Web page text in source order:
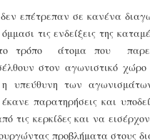
επέτρεπαν σε κανένα
τις ενδείξεις της
τρόπο άτομα που
στον αγωνιστικό
υπεύθυνη των αγωνισμάτων
παρατηρήσεις και
τις κερκίδες και να
προβλήματα στους
προσωπικού της
Φωτορεπορτάζ από τις
νεοπροσληφθέντων
(ανανεώνεται συνεχώς)